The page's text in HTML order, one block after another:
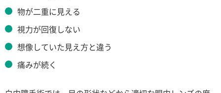
物が二重に見える
視力が回復しない
想像していた見え方と違う
痛みが続く